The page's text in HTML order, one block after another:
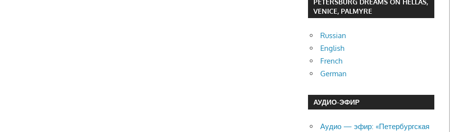
VENICE, PALMYRE
Russian
English
French
German
АУДИО-ЭФИР
Аудио — эфир: «Петербургская